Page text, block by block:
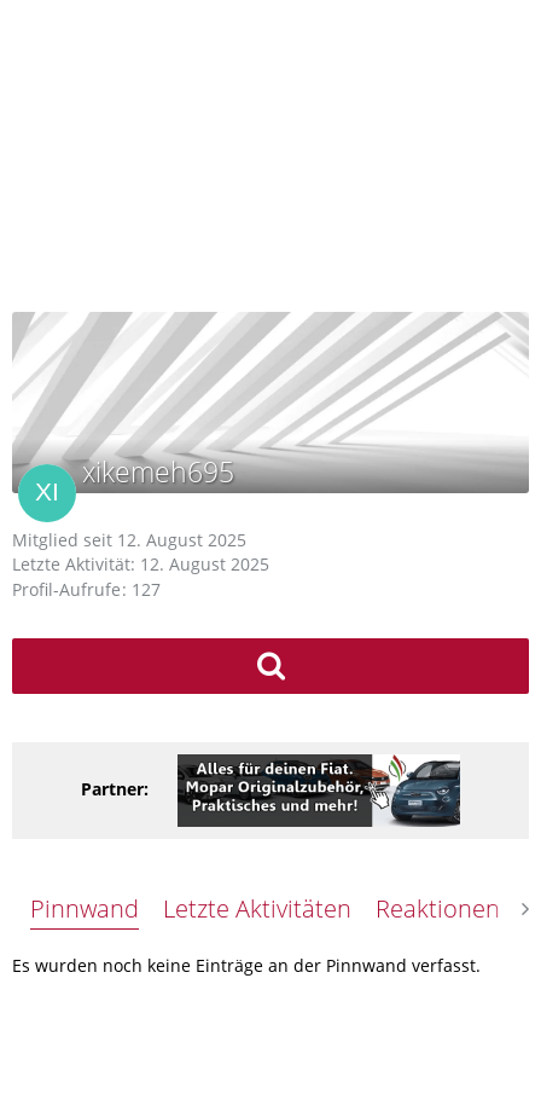
xikemeh695
Mitglied seit 12. August 2025
Letzte Aktivität: 12. August 2025
Profil-Aufrufe 127
Partner:
Pinnwand Letzte Aktivitäten Reaktionen
Es wurden noch keine Einträge an der Pinnwand verfasst.